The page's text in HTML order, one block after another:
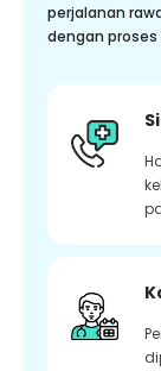
perjalanan
dengan